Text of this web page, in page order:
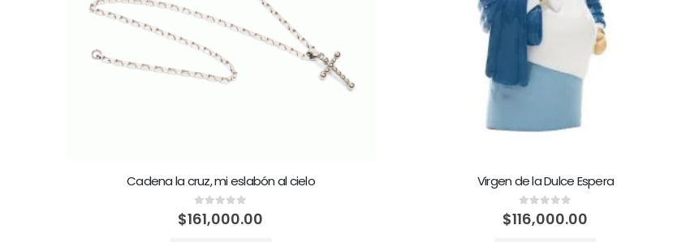
Cadena la cruz, mi eslabón al cielo
0out of 5
$161,000.00
Virgen de la Dulce Espera
0out of 5
$116,000.00